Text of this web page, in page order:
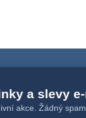
a slevy
akce. Žádný